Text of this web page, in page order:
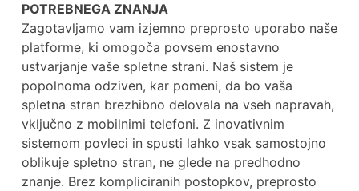
POTREBNEGA ZNANJA
Zagotavljamo vam izjemno preprosto uporabo naše
platforme, ki omogoča povsem enostavno
ustvarjanje vaše spletne strani. Naš sistem je
popolnoma odziven, kar pomeni, da bo vaša
spletna stran brezhibno delovala na vseh napravah,
vključno z mobilnimi telefoni. Z inovativnim
sistemom povleci in spusti lahko vsak samostojno
oblikuje spletno stran, ne glede na predhodno
znanje. Brez kompliciranih postopkov, preprosto